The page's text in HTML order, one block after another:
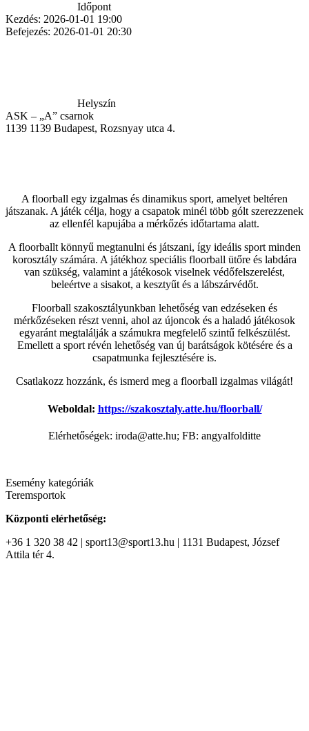
Időpont
Kezdés: 2026-01-01 19:00
Befejezés: 2026-01-01 20:30
Helyszín
ASK – „A” csarnok
1139 1139 Budapest, Rozsnyay utca 4.
A floorball egy izgalmas és dinamikus sport, amelyet beltéren
játszanak. A játék célja, hogy a csapatok minél több gólt szerezzenek
az ellenfél kapujába a mérkőzés időtartama alatt.
A floorballt könnyű megtanulni és játszani, így ideális sport minden
korosztály számára. A játékhoz speciális floorball ütőre és labdára
van szükség, valamint a játékosok viselnek védőfelszerelést,
beleértve a sisakot, a kesztyűt és a lábszárvédőt.
Floorball szakosztályunkban lehetőség van edzéseken és
mérkőzéseken részt venni, ahol az újoncok és a haladó játékosok
egyaránt megtalálják a számukra megfelelő szintű felkészülést.
Emellett a sport révén lehetőség van új barátságok kötésére és a
csapatmunka fejlesztésére is.
Csatlakozz hozzánk, és ismerd meg a floorball izgalmas világát!
Weboldal: https://szakosztaly.atte.hu/floorball/
Elérhetőségek: iroda@atte.hu; FB: angyalfolditte
Esemény kategóriák
Teremsportok
Központi elérhetőség:
+36 1 320 38 42 | sport13@sport13.hu | 1131 Budapest, József
Attila tér 4.